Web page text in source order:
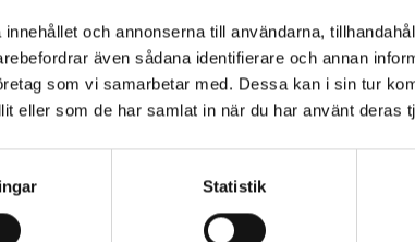
och annonserna till användarna,
även sådana identifierare och annan
som vi samarbetar med. Dessa kan i sin tur
eller som de har samlat in när du har använt deras
Statistik
fjäderbärande dämpare
Gastryck
Övre stift / nedre ögla